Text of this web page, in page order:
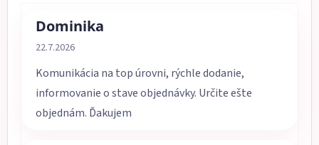
Dominika
Hodnotenie obchodu je 5 z 5 hviezdičiek.
22.7.2026
Komunikácia na top úrovni, rýchle dodanie,
informovanie o stave objednávky. Určite ešte
objednám. Ďakujem